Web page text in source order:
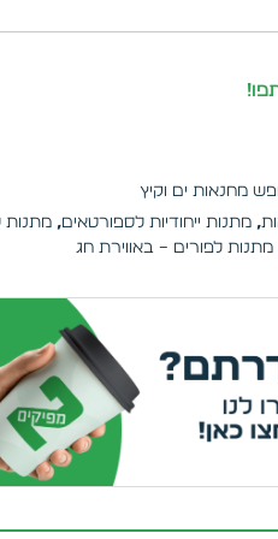
מחנאות ים וקיץ
,מתנות ייחודיות לספורטאים,מתנות
מתנות לפורים – באווירת חג